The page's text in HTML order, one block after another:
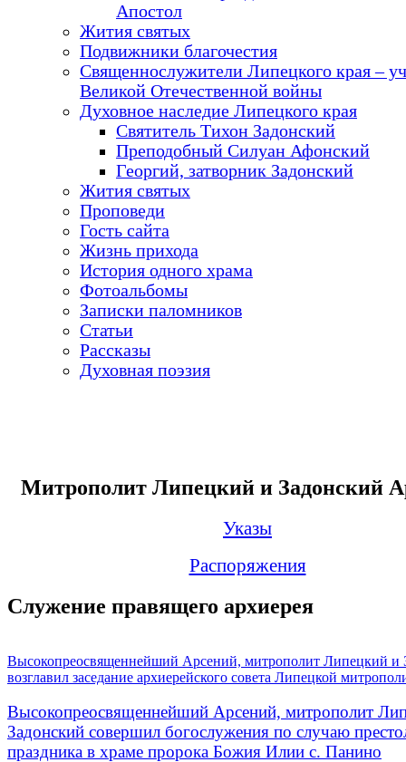
Апостол
Жития святых
Подвижники благочестия
Священнослужители Липецкого края –
Великой Отечественной войны
Духовное наследие Липецкого края
Святитель Тихон Задонский
Преподобный Силуан Афонский
Георгий, затворник Задонский
Жития святых
Проповеди
Гость сайта
Жизнь прихода
История одного храма
Фотоальбомы
Записки паломников
Статьи
Рассказы
Духовная поэзия
Митрополит Липецкий и Задонский
Указы
Распоряжения
Служение правящего архиерея
Высокопреосвященнейший Арсений, митрополит Липецкий и
возглавил заседание архиерейского совета Липецкой
Высокопреосвященнейший Арсений, митрополит
Задонский совершил богослужения по случаю
праздника в храме пророка Божия Илии с. Панино